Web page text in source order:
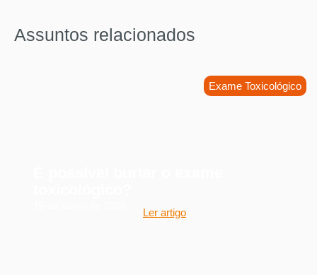
Assuntos relacionados
Exame Toxicológico
Ler artigo